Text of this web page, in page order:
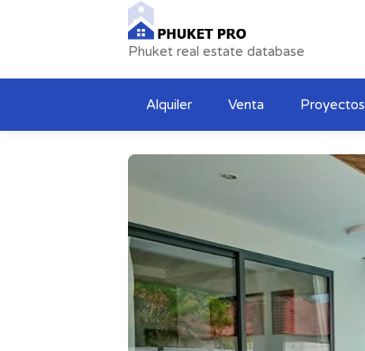
Phuket real estate database
Alquiler Venta Proyectos